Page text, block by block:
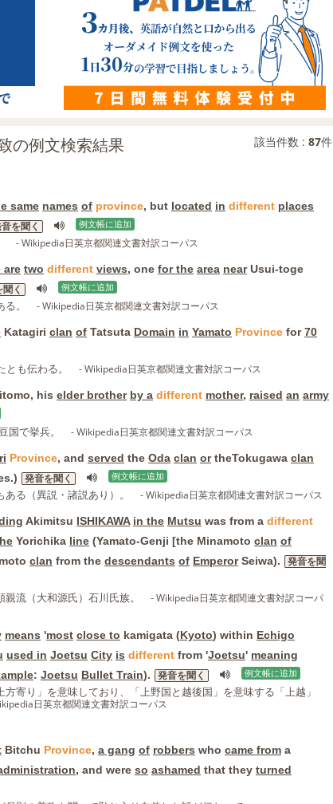
の例文検索結果 該当件数 : 87件
same names of province, but located in different places
を聞く 例文帳に追加
- Wikipedia日英京都関連文書対訳コーパス
are two different views, one for the area nearUsui-toge
く 例文帳に追加
。 - Wikipedia日英京都関連文書対訳コーパス
Katagiri clan of Tatsuta Domain in Yamato Province for70
も伝わる。 - Wikipedia日英京都関連文書対訳コーパス
his elder brother by a different mother, raised an army
で挙兵。 - Wikipedia日英京都関連文書対訳コーパス
Province, and served the Oda clan ortheTokugawa clan
発音を聞く 例文帳に追加
る（異説・諸説あり）。 - Wikipedia日英京都関連文書対訳コーパス
Akimitsu ISHIKAWA in the Mutsu was from a different
Yorichika line (Yamato-Genji [the Minamoto clan of
clan from the descendants of EmperorSeiwa).
発音を聞
流（大和源氏）石川氏族。
- Wikipedia日英京都関連文書対訳コーパ
means 'most close to kamigata (Kyoto) within Echigo
used in Joetsu City is different from 'Joetsu' meaning
: Joetsu Bullet Train). 発音を聞く 例文帳に追加
寄り」を意味しており、「上野国と越後国」を意味する「上越」
日英京都関連文書対訳コーパス
Bitchu Province, a gang of robbers who came from a
, and were so ashamed that they turned